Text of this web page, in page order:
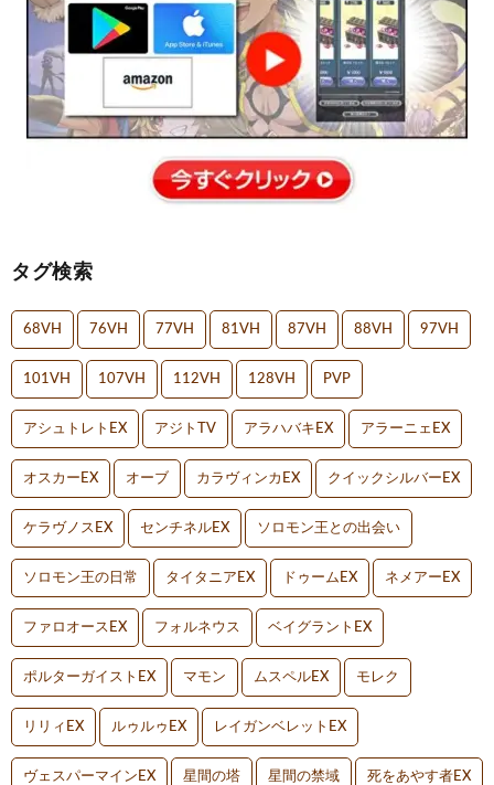
タグ検索
68VH 76VH 77VH 81VH 87VH 88VH 97VH
101VH 107VH 112VH 128VH PVP
アシュトレトEX アジトTV アラハバキEX アラーニェEX
オスカーEX オーブ カラヴィンカEX クイックシルバーEX
ケラヴノスEX センチネルEX ソロモン王との出会い
ソロモン王の日常 タイタニアEX ドゥームEX ネメアーEX
ファロオースEX フォルネウス ベイグラントEX
ポルターガイストEX マモン ムスペルEX モレク
リリィEX ルゥルゥEX レイガンベレットEX
ヴェスパーマインEX 星間の塔 星間の禁域 死をあやす者EX